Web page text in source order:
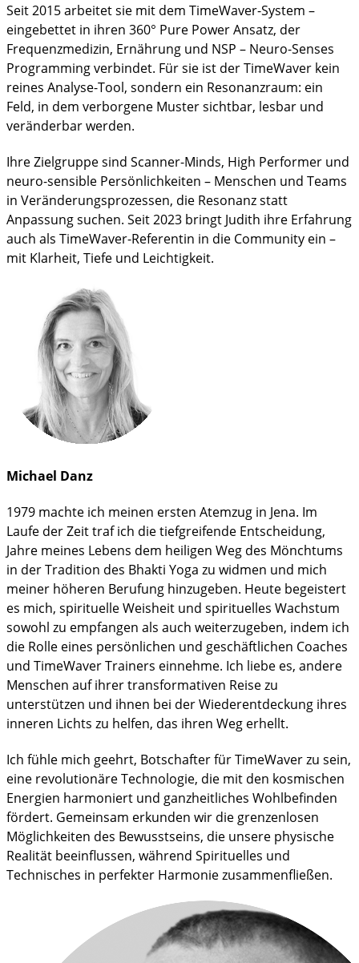
Seit 2015 arbeitet sie mit dem TimeWaver-System –
eingebettet in ihren 360° Pure Power Ansatz, der
Frequenzmedizin, Ernährung und NSP – Neuro-Senses
Programming verbindet. Für sie ist der TimeWaver kein
reines Analyse-Tool, sondern ein Resonanzraum: ein
Feld, in dem verborgene Muster sichtbar, lesbar und
veränderbar werden.
Ihre Zielgruppe sind Scanner-Minds, High Performer und
neuro-sensible Persönlichkeiten – Menschen und Teams
in Veränderungsprozessen, die Resonanz statt
Anpassung suchen. Seit 2023 bringt Judith ihre Erfahrung
auch als TimeWaver-Referentin in die Community ein –
mit Klarheit, Tiefe und Leichtigkeit.
Michael Danz
1979 machte ich meinen ersten Atemzug in Jena. Im
Laufe der Zeit traf ich die tiefgreifende Entscheidung,
Jahre meines Lebens dem heiligen Weg des Mönchtums
in der Tradition des Bhakti Yoga zu widmen und mich
meiner höheren Berufung hinzugeben. Heute begeistert
es mich, spirituelle Weisheit und spirituelles Wachstum
sowohl zu empfangen als auch weiterzugeben, indem ich
die Rolle eines persönlichen und geschäftlichen Coaches
und TimeWaver Trainers einnehme. Ich liebe es, andere
Menschen auf ihrer transformativen Reise zu
unterstützen und ihnen bei der Wiederentdeckung ihres
inneren Lichts zu helfen, das ihren Weg erhellt.
Ich fühle mich geehrt, Botschafter für TimeWaver zu sein,
eine revolutionäre Technologie, die mit den kosmischen
Energien harmoniert und ganzheitliches Wohlbefinden
fördert. Gemeinsam erkunden wir die grenzenlosen
Möglichkeiten des Bewusstseins, die unsere physische
Realität beeinflussen, während Spirituelles und
Technisches in perfekter Harmonie zusammenfließen.